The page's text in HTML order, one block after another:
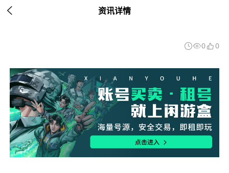
 资讯详情
00